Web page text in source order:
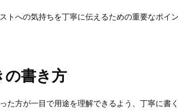
トへの気持ちを丁寧に伝えるための重要なポイ
の書き方
た方が一目で用途を理解できるよう、丁寧に書